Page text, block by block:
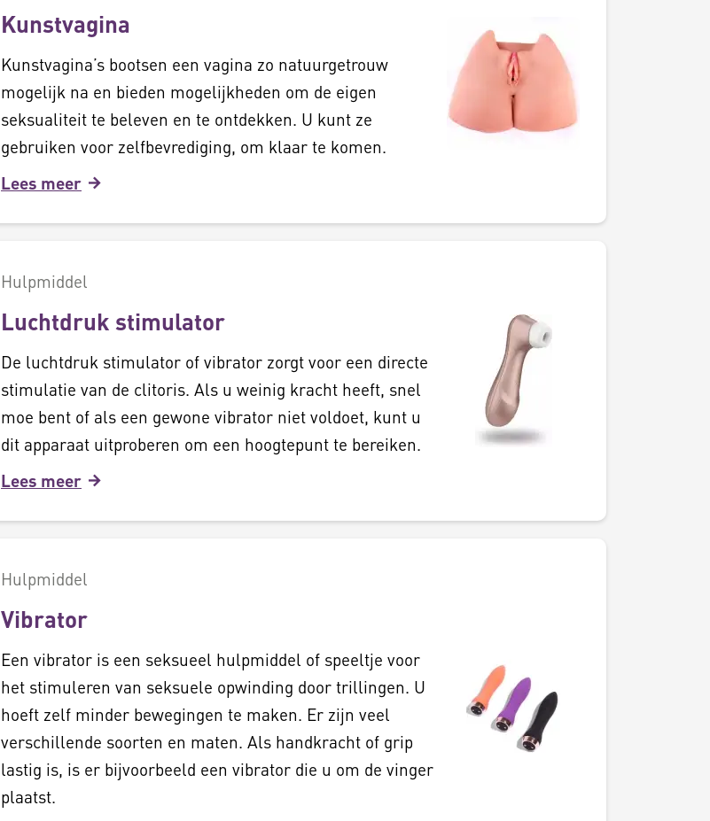
Kunstvagina
Kunstvagina’s bootsen een vagina zo natuurgetrouw
mogelijk na en bieden mogelijkheden om de eigen
seksualiteit te beleven en te ontdekken. U kunt ze
gebruiken voor zelfbevrediging, om klaar te komen.
Lees meer
Hulpmiddel
Luchtdruk stimulator
De luchtdruk stimulator of vibrator zorgt voor een directe
stimulatie van de clitoris. Als u weinig kracht heeft, snel
moe bent of als een gewone vibrator niet voldoet, kunt u
dit apparaat uitproberen om een hoogtepunt te bereiken.
Lees meer
Hulpmiddel
Vibrator
Een vibrator is een seksueel hulpmiddel of speeltje voor
het stimuleren van seksuele opwinding door trillingen. U
hoeft zelf minder bewegingen te maken. Er zijn veel
verschillende soorten en maten. Als handkracht of grip
lastig is, is er bijvoorbeeld een vibrator die u om de vinger
plaatst.